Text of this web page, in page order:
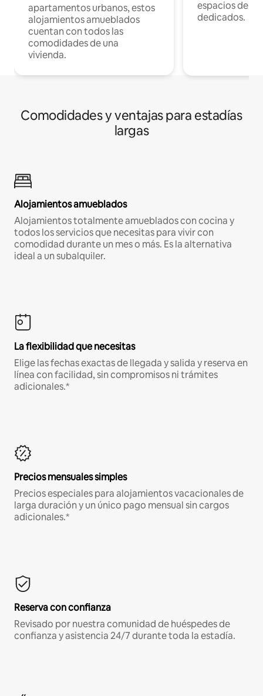
apartamentos urbanos, estos
alojamientos amueblados
cuentan con todos las
comodidades de una
vivienda.
espacios de
dedicados.
Comodidades y ventajas para estadías
largas
Alojamientos amueblados
Alojamientos totalmente amueblados con cocina y
todos los servicios que necesitas para vivir con
comodidad durante un mes o más. Es la alternativa
ideal a un subalquiler.
La flexibilidad que necesitas
Elige las fechas exactas de llegada y salida y reserva en
línea con facilidad, sin compromisos ni trámites
adicionales.*
Precios mensuales simples
Precios especiales para alojamientos vacacionales de
larga duración y un único pago mensual sin cargos
adicionales.*
Reserva con confianza
Revisado por nuestra comunidad de huéspedes de
confianza y asistencia 24/7 durante toda la estadía.